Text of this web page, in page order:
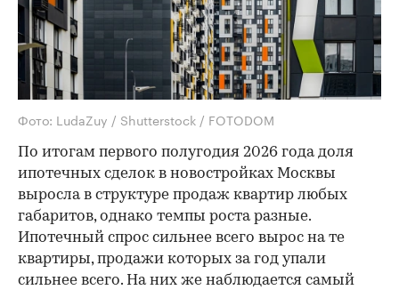
Фото: LudaZuy / Shutterstock / FOTODOM
По итогам первого полугодия 2026 года доля
ипотечных сделок в новостройках Москвы
выросла в структуре продаж квартир любых
габаритов, однако темпы роста разные.
Ипотечный спрос сильнее всего вырос на те
квартиры, продажи которых за год упали
сильнее всего. На них же наблюдается самый